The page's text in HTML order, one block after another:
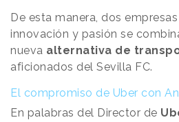
De esta manera, dos
innovación y pasión se
nueva alternativa de
aficionados del Sevilla FC.
El compromiso de Uber con
En palabras del Director de